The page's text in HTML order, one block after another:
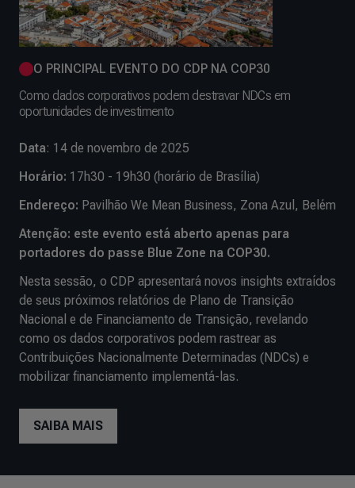
O PRINCIPAL EVENTO DO CDP NA COP30
Como dados corporativos podem destravar NDCs em
oportunidades de investimento
Data: 14 de novembro de 2025
Horário: 17h30 - 19h30 (horário de Brasília)
Endereço: Pavilhão We Mean Business, Zona Azul, Belém
Atenção: este evento está aberto apenas para
portadores do passe Blue Zone na COP30.
Nesta sessão, o CDP apresentará novos insights extraídos
de seus próximos relatórios de Plano de Transição
Nacional e de Financiamento de Transição, revelando
como os dados corporativos podem rastrear as
Contribuições Nacionalmente Determinadas (NDCs) e
mobilizar financiamento implementá-las.
SAIBA MAIS